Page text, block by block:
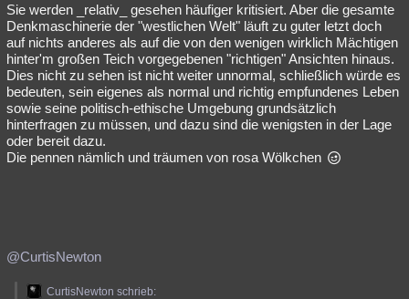
Sie werden _relativ_ gesehen häufiger kritisiert. Aber die gesamte
Denkmaschinerie der "westlichen Welt" läuft zu guter letzt doch
auf nichts anderes als auf die von den wenigen wirklich Mächtigen
hinter'm großen Teich vorgegebenen "richtigen" Ansichten hinaus.
Dies nicht zu sehen ist nicht weiter unnormal, schließlich würde es
bedeuten, sein eigenes als normal und richtig empfundenes Leben
sowie seine politisch-ethische Umgebung grundsätzlich
hinterfragen zu müssen, und dazu sind die wenigsten in der Lage
oder bereit dazu.
Die pennen nämlich und träumen von rosa Wölkchen
@CurtisNewton
CurtisNewton schrieb: